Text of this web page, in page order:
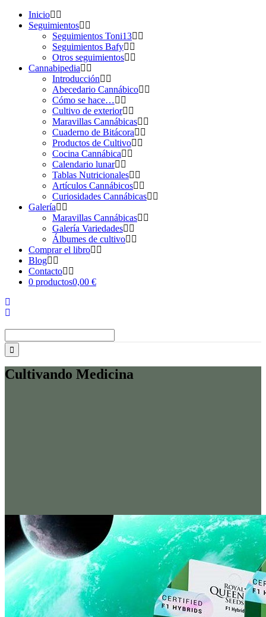
Inicio
Seguimientos
Seguimientos Toni13
Seguimientos Bafy
Otros seguimientos
Cannabipedia
Introducción
Abecedario Cannábico
Cómo se hace…
Cultivo de exterior
Maravillas Cannábicas
Cuaderno de Bitácora
Productos de Cultivo
Cocina Cannábica
Calendario lunar
Tablas Nutricionales
Artículos Cannábicos
Curiosidades Cannábicas
Galería
Maravillas Cannábicas
Galería Variedades
Álbumes de cultivo
Comprar el libro
Blog
Contacto
0 productos0,00 €
Cultivando Medicina